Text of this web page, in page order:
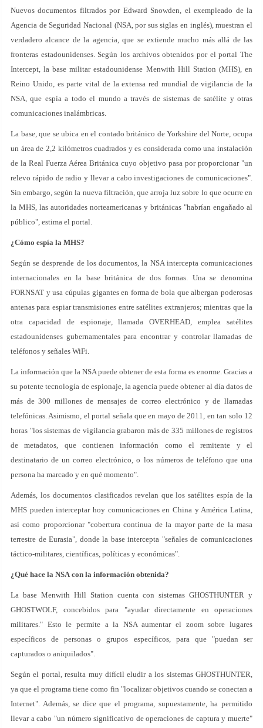
Nuevos documentos filtrados por Edward Snowden, el exempleado de la
Agencia de Seguridad Nacional (NSA, por sus siglas en inglés), muestran el
verdadero alcance de la agencia, que se extiende mucho más allá de las
fronteras estadounidenses. Según los archivos obtenidos por el portal The
Intercept, la base militar estadounidense Menwith Hill Station (MHS), en
Reino Unido, es parte vital de la extensa red mundial de vigilancia de la
NSA, que espía a todo el mundo a través de sistemas de satélite y otras
comunicaciones inalámbricas.
La base, que se ubica en el contado británico de Yorkshire del Norte, ocupa
un área de 2,2 kilómetros cuadrados y es considerada como una instalación
de la Real Fuerza Aérea Británica cuyo objetivo pasa por proporcionar "un
relevo rápido de radio y llevar a cabo investigaciones de comunicaciones".
Sin embargo, según la nueva filtración, que arroja luz sobre lo que ocurre en
la MHS, las autoridades norteamericanas y británicas "habrían engañado al
público", estima el portal.
¿Cómo espía la MHS?
Según se desprende de los documentos, la NSA intercepta comunicaciones
internacionales en la base británica de dos formas. Una se denomina
FORNSAT y usa cúpulas gigantes en forma de bola que albergan poderosas
antenas para espiar transmisiones entre satélites extranjeros; mientras que la
otra capacidad de espionaje, llamada OVERHEAD, emplea satélites
estadounidenses gubernamentales para encontrar y controlar llamadas de
teléfonos y señales WiFi.
La información que la NSA puede obtener de esta forma es enorme. Gracias a
su potente tecnología de espionaje, la agencia puede obtener al día datos de
más de 300 millones de mensajes de correo electrónico y de llamadas
telefónicas. Asimismo, el portal señala que en mayo de 2011, en tan solo 12
horas "los sistemas de vigilancia grabaron más de 335 millones de registros
de metadatos, que contienen información como el remitente y el
destinatario de un correo electrónico, o los números de teléfono que una
persona ha marcado y en qué momento".
Además, los documentos clasificados revelan que los satélites espía de la
MHS pueden interceptar hoy comunicaciones en China y América Latina,
así como proporcionar "cobertura continua de la mayor parte de la masa
terrestre de Eurasia", donde la base intercepta "señales de comunicaciones
táctico-militares, científicas, políticas y económicas".
¿Qué hace la NSA con la información obtenida?
La base Menwith Hill Station cuenta con sistemas GHOSTHUNTER y
GHOSTWOLF, concebidos para "ayudar directamente en operaciones
militares." Esto le permite a la NSA aumentar el zoom sobre lugares
específicos de personas o grupos específicos, para que "puedan ser
capturados o aniquilados".
Según el portal, resulta muy difícil eludir a los sistemas GHOSTHUNTER,
ya que el programa tiene como fin "localizar objetivos cuando se conectan a
Internet". Además, se dice que el programa, supuestamente, ha permitido
llevar a cabo "un número significativo de operaciones de captura y muerte"